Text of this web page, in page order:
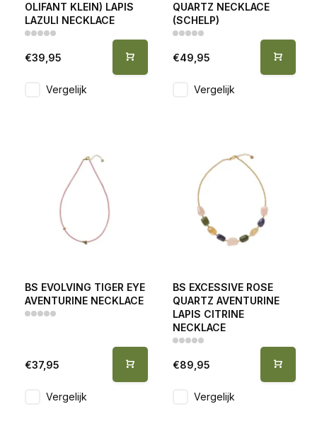
OLIFANT KLEIN) LAPIS
LAZULI NECKLACE
€39,95
Vergelijk
QUARTZ NECKLACE
(SCHELP)
€49,95
Vergelijk
BS EVOLVING TIGER EYE
AVENTURINE NECKLACE
€37,95
Vergelijk
BS EXCESSIVE ROSE
QUARTZ AVENTURINE
LAPIS CITRINE
NECKLACE
€89,95
Vergelijk